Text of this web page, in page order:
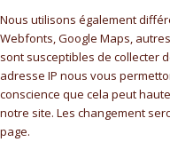
Nous utilisons également
Webfonts, Google Maps,
sont susceptibles de collecter
adresse IP nous vous
conscience que cela peut
notre site. Les changement
page.